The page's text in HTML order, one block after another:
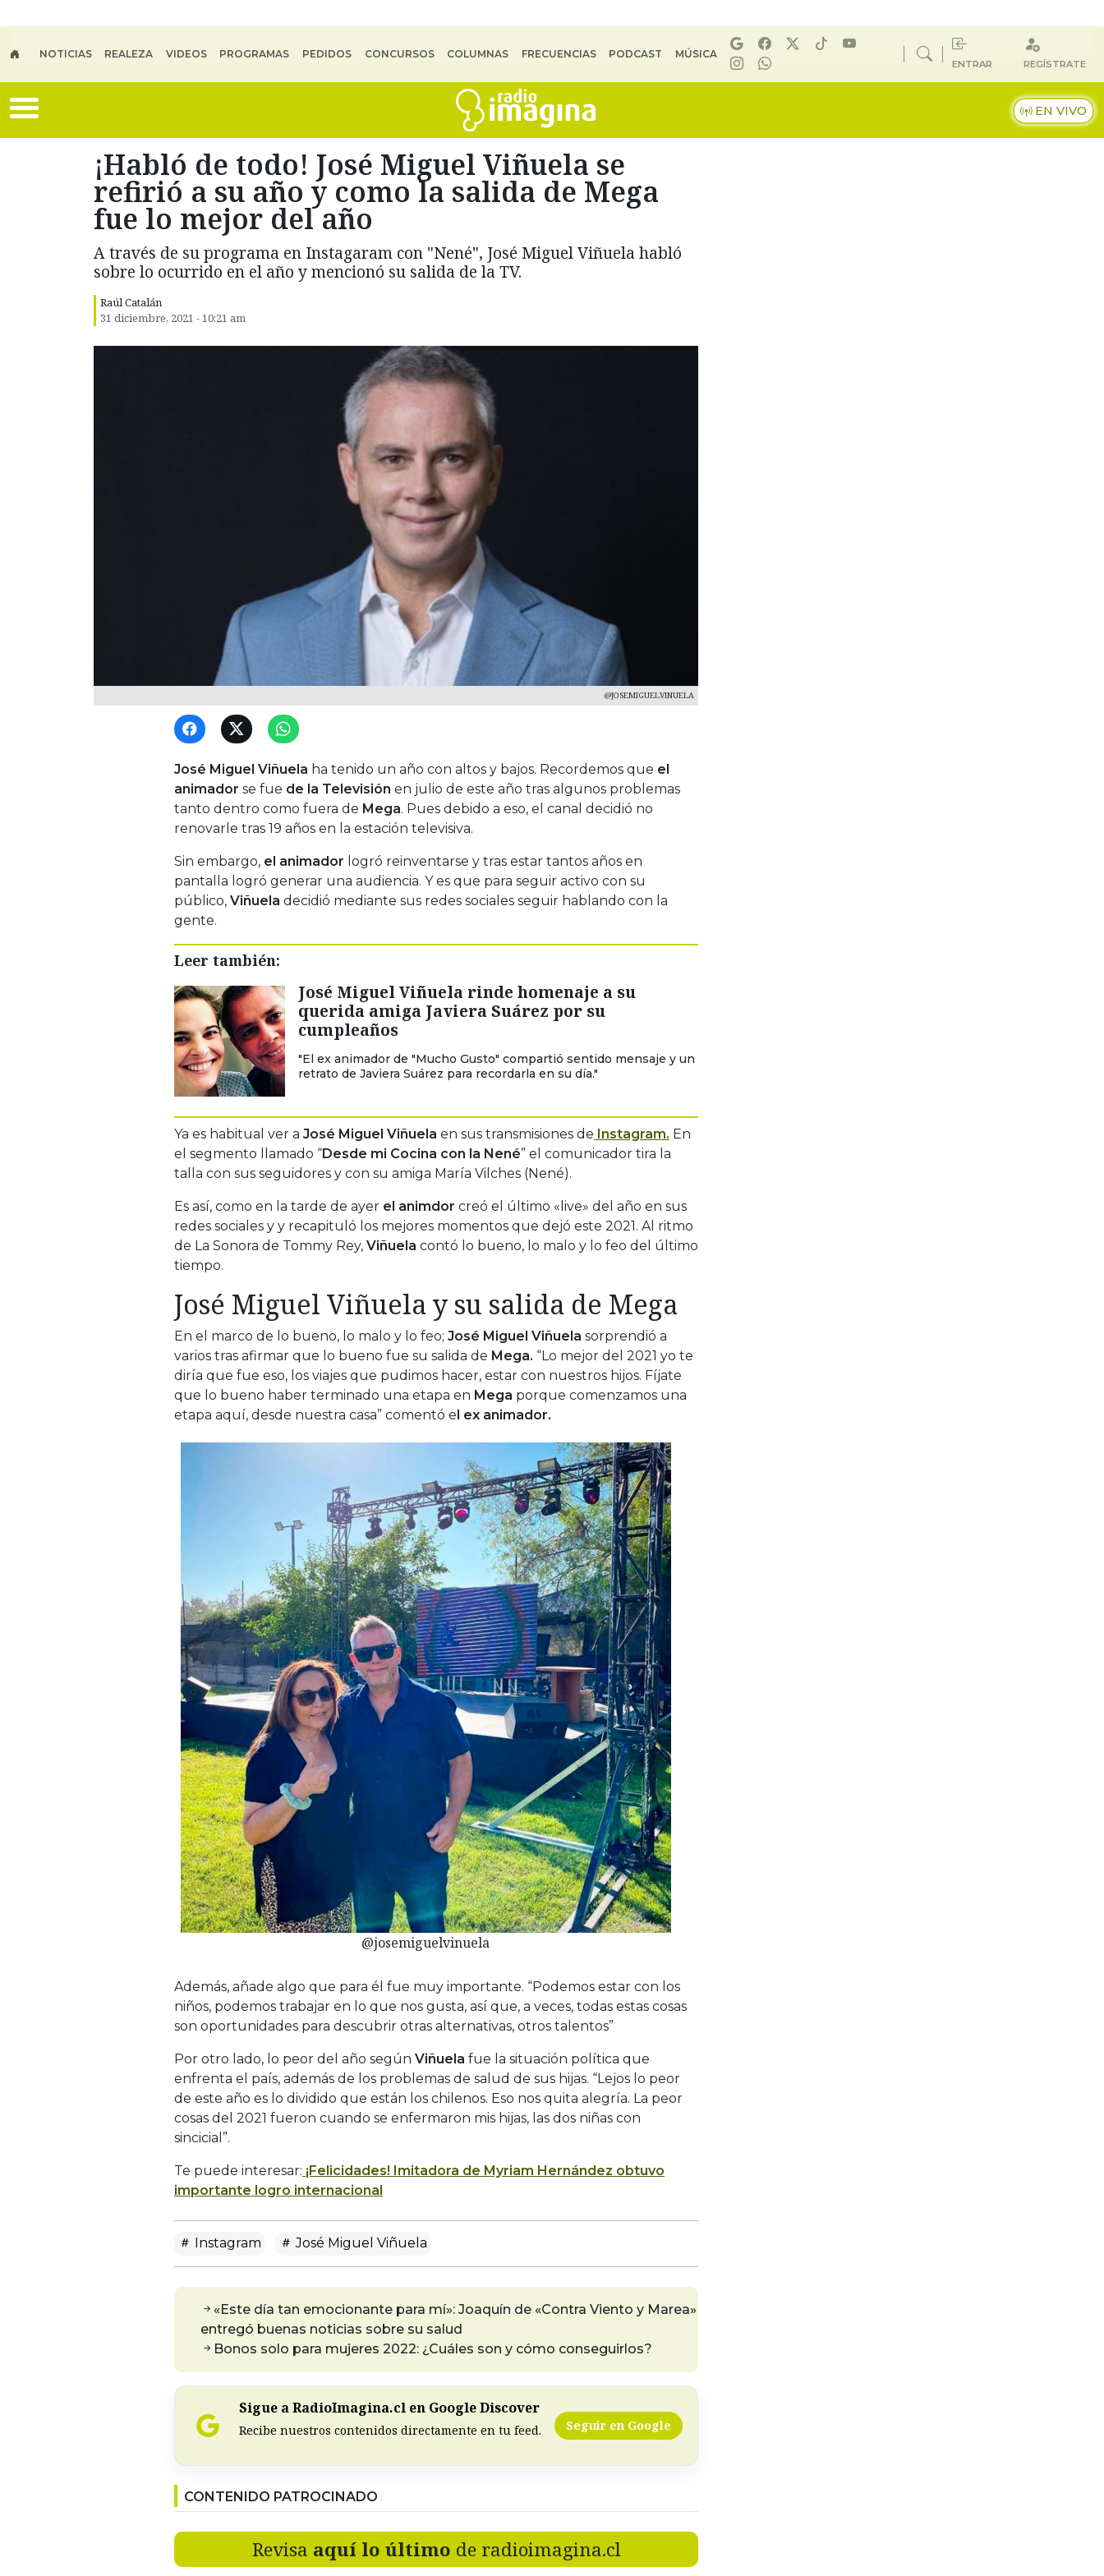
NOTICIAS REALEZA VIDEOS PROGRAMAS PEDIDOS CONCURSOS COLUMNAS FRECUENCIAS PODCAST MÚSICA
ENTRAR REGÍSTRATE
EN VIVO
¡Habló de todo! José Miguel Viñuela se
refirió a su año y como la salida de Mega
fue lo mejor del año
A través de su programa en Instagaram con "Nené", José Miguel Viñuela habló
sobre lo ocurrido en el año y mencionó su salida de la TV.
Raúl Catalán
31 diciembre, 2021 - 10:21 am
@JOSEMIGUELVINUELA
José Miguel Viñuela ha tenido un año con altos y bajos. Recordemos que el
animador se fue de la Televisión en julio de este año tras algunos problemas
tanto dentro como fuera de Mega. Pues debido a eso, el canal decidió no
renovarle tras 19 años en la estación televisiva.
Sin embargo, el animador logró reinventarse y tras estar tantos años en
pantalla logró generar una audiencia. Y es que para seguir activo con su
público, Viñuela decidió mediante sus redes sociales seguir hablando con la
gente.
Leer también:
José Miguel Viñuela rinde homenaje a su
querida amiga Javiera Suárez por su
cumpleaños
"El ex animador de "Mucho Gusto" compartió sentido mensaje y un
retrato de Javiera Suárez para recordarla en su día."
Ya es habitual ver a José Miguel Viñuela en sus transmisiones de Instagram. En
el segmento llamado “Desde mi Cocina con la Nené” el comunicador tira la
talla con sus seguidores y con su amiga María Vilches (Nené).
Es así, como en la tarde de ayer el animdor creó el último «live» del año en sus
redes sociales y y recapituló los mejores momentos que dejó este 2021. Al ritmo
de La Sonora de Tommy Rey, Viñuela contó lo bueno, lo malo y lo feo del último
tiempo.
José Miguel Viñuela y su salida de Mega
En el marco de lo bueno, lo malo y lo feo; José Miguel Viñuela sorprendió a
varios tras afirmar que lo bueno fue su salida de Mega. “Lo mejor del 2021 yo te
diría que fue eso, los viajes que pudimos hacer, estar con nuestros hijos. Fíjate
que lo bueno haber terminado una etapa en Mega porque comenzamos una
etapa aquí, desde nuestra casa” comentó el ex animador.
@josemiguelvinuela
Además, añade algo que para él fue muy importante. “Podemos estar con los
niños, podemos trabajar en lo que nos gusta, así que, a veces, todas estas cosas
son oportunidades para descubrir otras alternativas, otros talentos”
Por otro lado, lo peor del año según Viñuela fue la situación política que
enfrenta el país, además de los problemas de salud de sus hijas. “Lejos lo peor
de este año es lo dividido que están los chilenos. Eso nos quita alegría. La peor
cosas del 2021 fueron cuando se enfermaron mis hijas, las dos niñas con
sincicial”.
Te puede interesar: ¡Felicidades! Imitadora de Myriam Hernández obtuvo
importante logro internacional
Instagram José Miguel Viñuela
«Este día tan emocionante para mí»: Joaquín de «Contra Viento y Marea»
entregó buenas noticias sobre su salud
Bonos solo para mujeres 2022: ¿Cuáles son y cómo conseguirlos?
Sigue a RadioImagina.cl en Google Discover
Recibe nuestros contenidos directamente en tu feed. Seguir en Google
CONTENIDO PATROCINADO
Revisa aquí lo último de radioimagina.cl